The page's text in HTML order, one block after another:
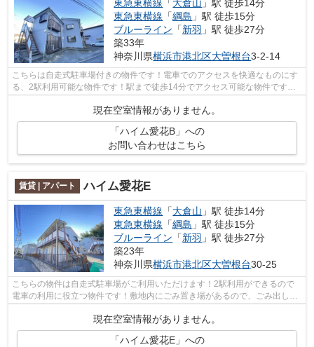
東急東横線 「大倉山 」駅 徒歩14分
東急東横線 「綱島 」駅 徒歩15分
ブルーライン 「新羽 」駅 徒歩27分
築33年
神奈川県横浜市港北区大曽根台3-2-14
こちらは自走式駐車場付きの物件です！電車でのアクセスを快適なものにす
る、2駅利用可能な物件です！駅まで徒歩14分でアクセス可能な物件です！
現在空室情報がありません。
「ハイム愛花B」への
お問い合わせはこちら
賃貸 | アパート ハイム愛花E
東急東横線 「大倉山 」駅 徒歩14分
東急東横線 「綱島 」駅 徒歩15分
ブルーライン 「新羽 」駅 徒歩27分
築23年
神奈川県横浜市港北区大曽根台30-25
こちらの物件は自走式駐車場がご利用いただけます！2駅利用ができるので
電車の利用に役立つ物件です！敷地内にごみ置き場があるので、ごみ出しも
便利です！多くの方にご好評をいただい...
現在空室情報がありません。
「ハイム愛花E」への